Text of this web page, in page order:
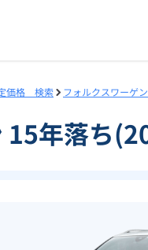
価格 検索 フォルクスワーゲン
15年落ち